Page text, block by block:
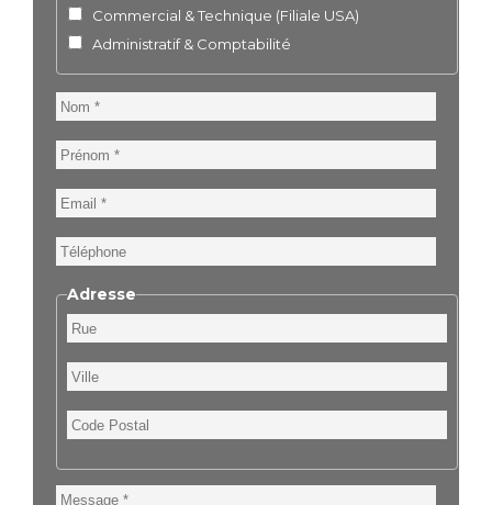
Commercial & Technique (Filiale USA)
Administratif & Comptabilité
Nom
Prénom
Email
Téléphone
Adresse
Rue
Ville
Code
Postal
Message